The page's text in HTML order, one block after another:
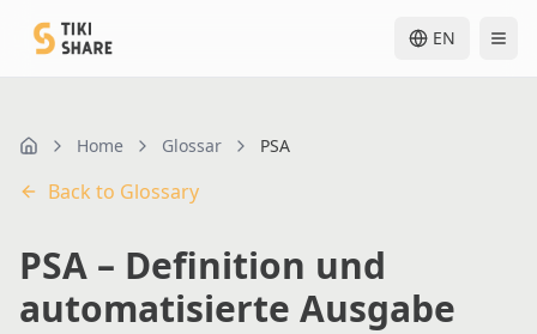
EN
nav.homeHome Glossar PSA
Back to Glossary
PSA – Definition und
automatisierte Ausgabe